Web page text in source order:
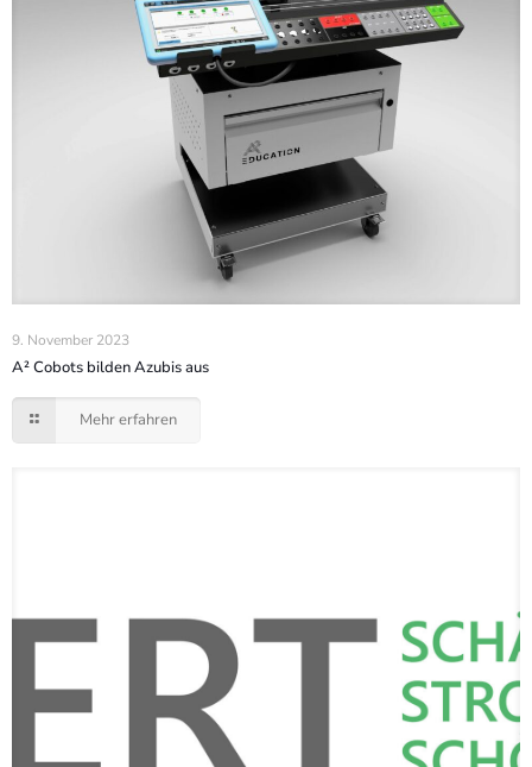
9. November 2023
A² Cobots bilden Azubis aus
Mehr erfahren